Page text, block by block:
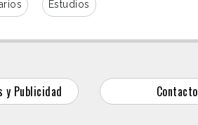
Estudios
y Publicidad Contacto